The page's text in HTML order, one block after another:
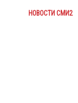
НОВОСТИ СМИ2